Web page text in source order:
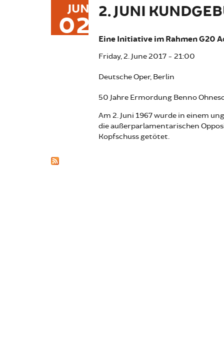
JUN
02 2. JUNI
Eine Initiative im Rahmen G20
Friday, 2. June 2017 - 21:00
Deutsche Oper, Berlin
50 Jahre Ermordung Benno
Am 2. Juni 1967 wurde in einem
die außerparlamentarischen
Kopfschuss getötet.